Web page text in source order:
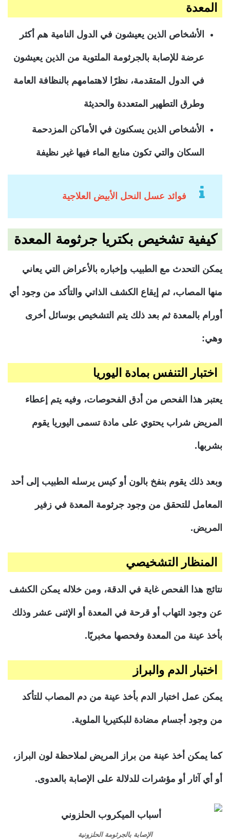
المعدة
الأشخاص الذين يعيشون في الدول النامية هم أكثر
عرضة للإصابة بالجرثومة الملتوية من الذين يعيشون
في الدول المتقدمة، نظرًا لاهتمامهم بالنظافة العامة
وطرق التطهير المتعددة والحديثة
الأشخاص الذين يسكنون في الأماكن المزدحمة
السكان والتي تكون منابع الماء فيها غير نظيفة
فوائد عسل النحل الأبيض العلاجية
كيفية تشخيص بكتريا جرثومة المعدة
يمكن التحدث مع الطبيب وإخباره بالأعراض التي يعاني
منها المصاب، ثم إيقاع الكشف الذاتي والتأكد من وجود أي
أورام بالمعدة ثم بعد ذلك يتم التشخيص بوسائل أخرى
وهي:
اختبار التنفس بمادة اليوريا
يعتبر هذا الفحص من أدق الفحوصات، وفيه يتم إعطاء
المريض شراب يحتوي على مادة تسمى اليوريا يقوم
بشربها.
وبعد ذلك يقوم بنفخ بالون أو كيس يرسله الطبيب إلى أحد
المعامل للتحقق من وجود جرثومة المعدة في زفير
المريض.
المنظار التشخيصي
نتائج هذا الفحص غاية في الدقة، ومن خلاله يمكن الكشف
عن وجود التهاب أو قرحة في المعدة أو الإثنى عشر وذلك
بأخذ عينة من المعدة وفحصها مخبريًا.
اختبار الدم والبراز
يمكن عمل اختبار الدم بأخذ عينة من دم المصاب للتأكد
من وجود أجسام مضادة للبكتيريا الملوية.
كما يمكن أخذ عينة من براز المريض لملاحظة لون البراز،
أو أي آثار أو مؤشرات للدلالة على الإصابة بالعدوى.
الإصابة بالجرثومة الحلزونية